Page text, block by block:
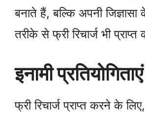
बनाते हैं, बल्कि अपनी
तरीके से फ्री रिचार्ज भी
इनामी प्रतियोगिताएं
फ्री रिचार्ज प्राप्त करने के